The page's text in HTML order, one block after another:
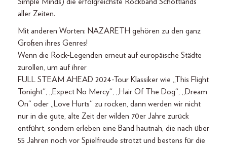
aller Zeiten.
Mit anderen Worten: NAZARETH gehören zu den ganz
Großen ihres Genres!
Wenn die Rock-Legenden erneut auf europäische Städte
zurollen, um auf ihrer
FULL STEAM AHEAD 2024-Tour Klassiker wie „This Flight
Tonight“, „Expect No Mercy“, „Hair Of The Dog“, „Dream
On“ oder „Love Hurts“ zu rocken, dann werden wir nicht
nur in die gute, alte Zeit der wilden 70er Jahre zurück
entführt, sondern erleben eine Band hautnah, die nach über
55 Jahren noch vor Spielfreude strotzt und bestens für die